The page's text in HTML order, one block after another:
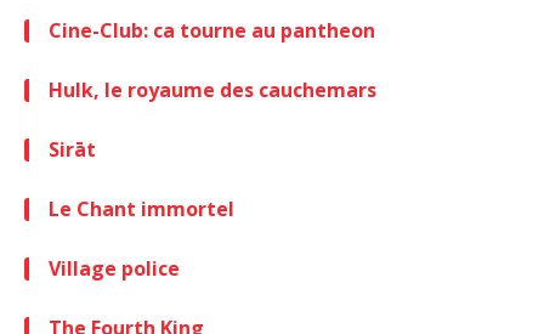
Cine-Club: ca tourne au pantheon
Hulk, le royaume des cauchemars
Sirāt
Le Chant immortel
Village police
The Fourth King